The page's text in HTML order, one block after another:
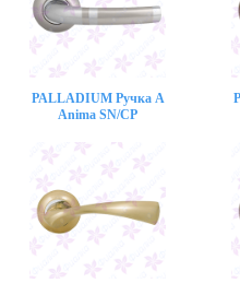
PALLADIUM Ручка A
Anima SN/CP